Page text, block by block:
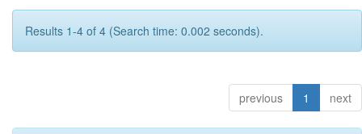
Results 1-4 of 4 (Search time: 0.002 seconds).
previous 1 next